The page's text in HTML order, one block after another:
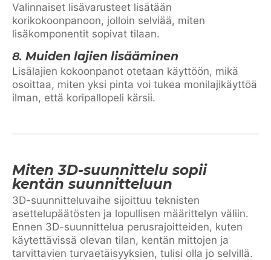
Valinnaiset lisävarusteet lisätään
korikokoonpanoon, jolloin selviää, miten
lisäkomponentit sopivat tilaan.
8. Muiden lajien lisääminen
Lisälajien kokoonpanot otetaan käyttöön, mikä
osoittaa, miten yksi pinta voi tukea monilajikäyttöä
ilman, että koripallopeli kärsii.
Miten 3D-suunnittelu sopii
kentän suunnitteluun
3D-suunnitteluvaihe sijoittuu teknisten
asettelupäätösten ja lopullisen määrittelyn väliin.
Ennen 3D-suunnittelua perusrajoitteiden, kuten
käytettävissä olevan tilan, kentän mittojen ja
tarvittavien turvaetäisyyksien, tulisi olla jo selvillä.